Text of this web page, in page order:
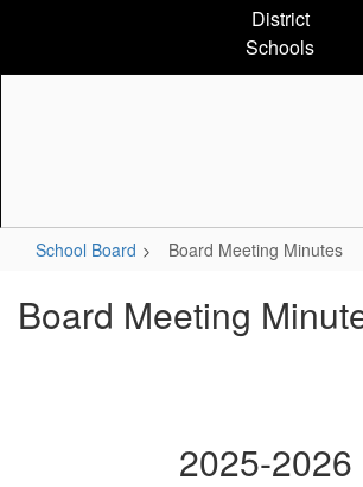
content
District
Schools
School Board Board Meeting Minutes
Board Meeting
2025-2026